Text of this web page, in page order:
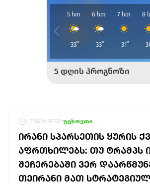
1786049765 უცხოეთი
ᲘᲠᲐᲜᲘ ᲡᲞᲐᲠᲡᲔᲗᲘᲡ ᲧᲣᲠᲘᲡ
ᲐᲤᲠᲗᲮᲘᲚᲔᲑᲡ: ᲗᲣ ᲢᲠᲐᲛᲞᲡ
ᲨᲔᲩᲔᲠᲔᲑᲐᲨᲘ ᲕᲔᲠ
ᲗᲔᲘᲠᲐᲜᲘ ᲛᲐᲗ ᲡᲢᲠᲐᲢᲔᲒᲘᲣᲚ